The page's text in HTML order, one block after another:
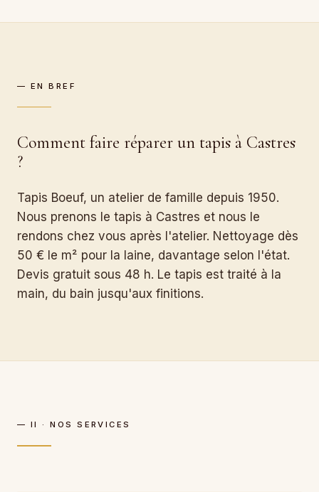
— EN BREF
Comment faire réparer un tapis à Castres
?
Tapis Boeuf, un atelier de famille depuis 1950.
Nous prenons le tapis à Castres et nous le
rendons chez vous après l'atelier. Nettoyage dès
50 € le m² pour la laine, davantage selon l'état.
Devis gratuit sous 48 h. Le tapis est traité à la
main, du bain jusqu'aux finitions.
— II · NOS SERVICES